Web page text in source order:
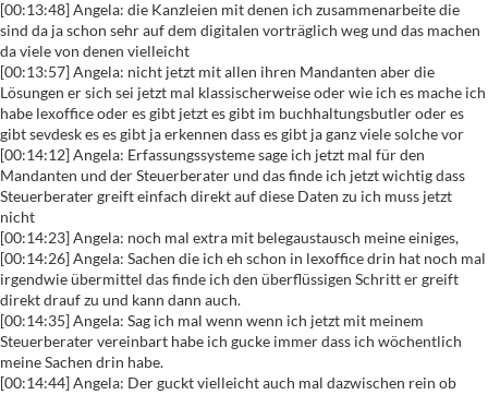
[00:13:48] Angela: die Kanzleien mit denen ich zusammenarbeite die
sind da ja schon sehr auf dem digitalen vorträglich weg und das machen
da viele von denen vielleicht
[00:13:57] Angela: nicht jetzt mit allen ihren Mandanten aber die
Lösungen er sich sei jetzt mal klassischerweise oder wie ich es mache ich
habe lexoffice oder es gibt jetzt es gibt im buchhaltungsbutler oder es
gibt sevdesk es es gibt ja erkennen dass es gibt ja ganz viele solche vor
[00:14:12] Angela: Erfassungssysteme sage ich jetzt mal für den
Mandanten und der Steuerberater und das finde ich jetzt wichtig dass
Steuerberater greift einfach direkt auf diese Daten zu ich muss jetzt
nicht
[00:14:23] Angela: noch mal extra mit belegaustausch meine einiges,
[00:14:26] Angela: Sachen die ich eh schon in lexoffice drin hat noch mal
irgendwie übermittel das finde ich den überflüssigen Schritt er greift
direkt drauf zu und kann dann auch.
[00:14:35] Angela: Sag ich mal wenn wenn ich jetzt mit meinem
Steuerberater vereinbart habe ich gucke immer dass ich wöchentlich
meine Sachen drin habe.
[00:14:44] Angela: Der guckt vielleicht auch mal dazwischen rein ob